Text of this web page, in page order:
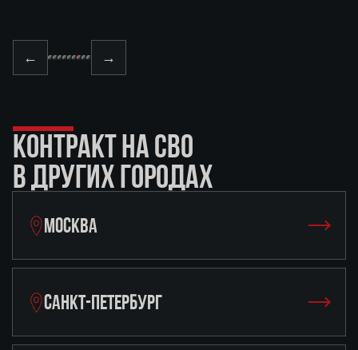
← →
КОНТРАКТ НА СВО
В ДРУГИХ ГОРОДАХ
МОСКВА
САНКТ-ПЕТЕРБУРГ